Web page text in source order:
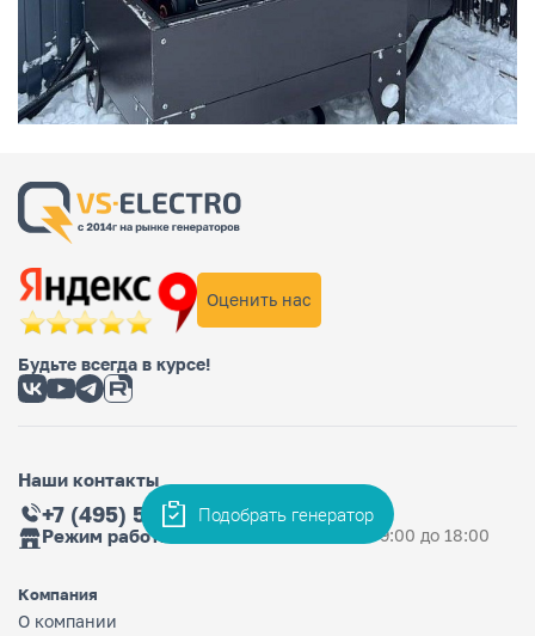
Оценить нас
Будьте всегда в курсе!
Наши контакты
+7 (495) 565-36-33
Режим работы магазина Ежедневно: с 9:00 до 18:00
Компания
О компании
Подобрать генератор